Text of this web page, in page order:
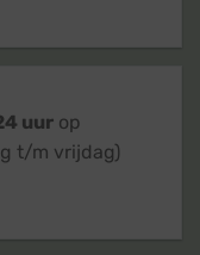
uur op
t/m vrijdag)